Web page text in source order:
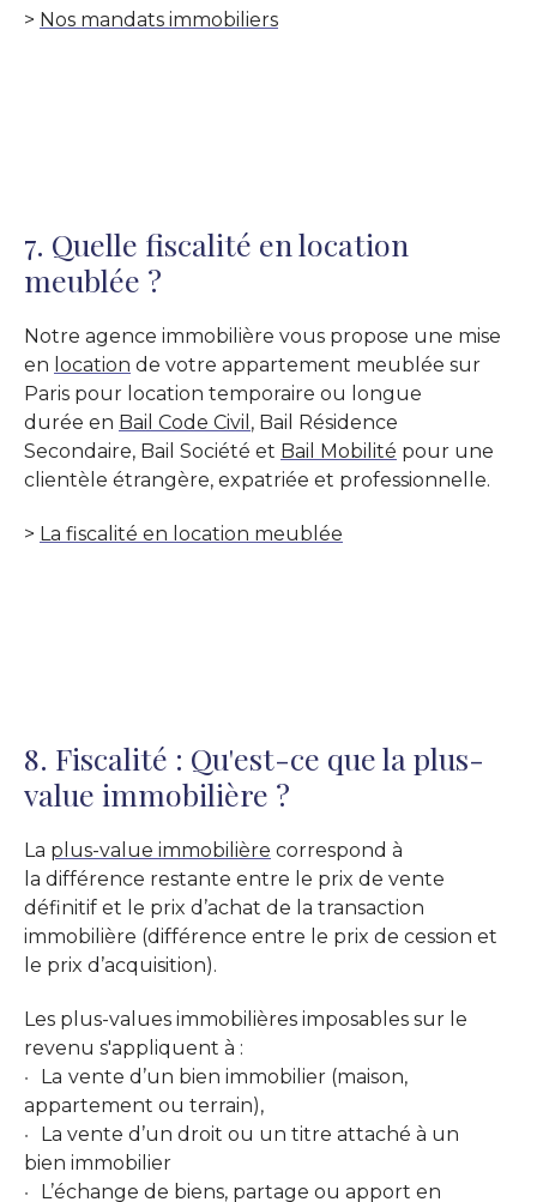
> Nos mandats immobiliers
7. Quelle fiscalité en location
meublée ?
Notre agence immobilière vous propose une mise
en location de votre appartement meublée sur
Paris pour location temporaire ou longue
durée en Bail Code Civil , Bail Résidence
Secondaire, Bail Société et Bail Mobilité pour une
clientèle étrangère, expatriée et professionnelle.
> La fiscalité en location meublée
8. Fiscalité : Qu'est-ce que la plus-
value immobilière ?
La plus-value immobilière correspond à
la différence restante entre le prix de vente
définitif et le prix d’achat de la transaction
immobilière (différence entre le prix de cession et
le prix d’acquisition).
Les plus-values immobilières imposables sur le
revenu s'appliquent à :
La vente d’un bien immobilier (maison,
appartement ou terrain),
La vente d’un droit ou un titre attaché à un
bien immobilier
L’échange de biens, partage ou apport en